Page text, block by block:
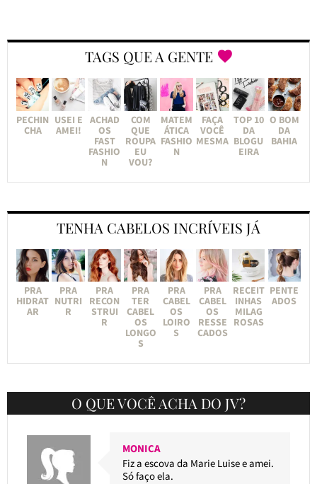
TAGS QUE A GENTE
PECHIN
CHA
USEI E
AMEI!
ACHAD
OS
FAST
FASHIO
N
COM
QUE
ROUPA
EU
VOU?
MATEM
ÁTICA
FASHIO
N
FAÇA
VOCÊ
MESMA
TOP 10
DA
BLOGU
EIRA
O BOM
DA
BAHIA
TENHA CABELOS INCRÍVEIS JÁ
PRA
HIDRAT
AR
PRA
NUTRI
R
PRA
RECON
STRUI
R
PRA
TER
CABEL
OS
LONGO
S
PRA
CABEL
OS
LOIRO
S
PRA
CABEL
OS
RESSE
CADOS
RECEIT
INHAS
MILAG
ROSAS
PENTE
ADOS
O QUE VOCÊ ACHA DO JV?
MONICA
Fiz a escova da Marie Luise e amei.
Só faço ela.